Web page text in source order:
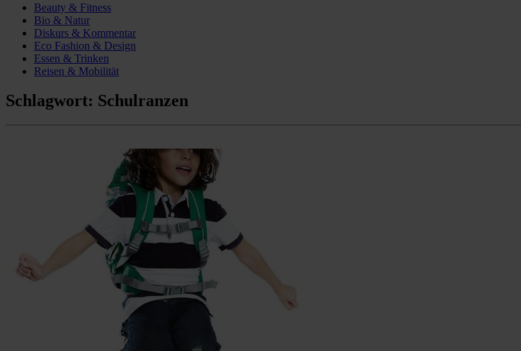
Beauty & Fitness
Bio & Natur
Diskurs & Kommentar
Eco Fashion & Design
Essen & Trinken
Reisen & Mobilität
Schlagwort: Schulranzen